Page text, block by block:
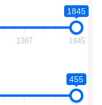
1845
1387 1845
455